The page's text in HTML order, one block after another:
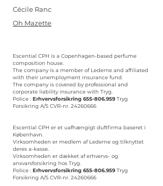
Cécile Ranc
Oh Mazette
Escential CPH is a Copenhagen-based perfume
composition house.
The company is a member of Lederne and affiliated
with their unemployment insurance fund.
The company is covered by professional and
corporate liability insurance with Tryg.
Police : Erhvervsforsikring 655-806.959 Tryg
Forsikring A/S CVR-nr. 24260666
Escential CPH er et uafhængigt duftfirma baseret i
København.
Virksomheden er medlem af Lederne og tilknyttet
deres a-kasse.
Virksomheden er dækket af erhvervs- og
ansvarsforsikring hos Tryg.
Police : Erhvervsforsikring 655-806.959 Tryg
Forsikring A/S CVR-nr. 24260666